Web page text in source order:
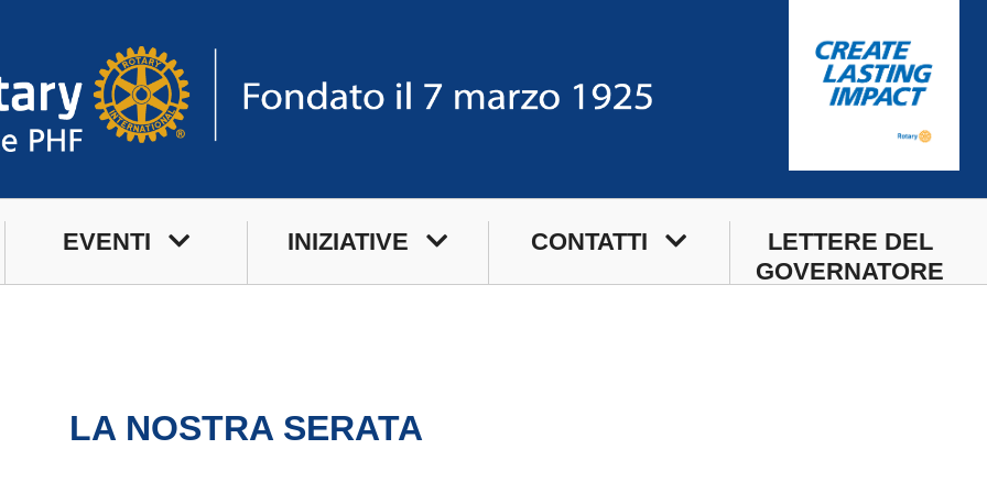
EVENTI INIZIATIVE CONTATTI
LETTERE DEL
GOVERNATORE
LA NOSTRA SERATA